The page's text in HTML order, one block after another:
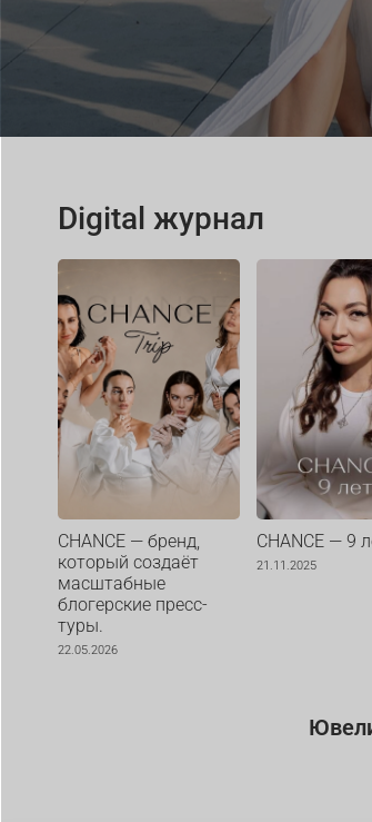
Digital журнал
CHANCE — бренд,
который создаёт
масштабные
блогерские пресс-
туры.
22.05.2026
CHANCE — 9
21.11.2025